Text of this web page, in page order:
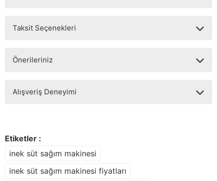
Taksit Seçenekleri
Önerileriniz
konularda yetersiz gördüğünüz noktaları öneri formunu
Ürün resmi kalitesiz, bozuk veya görüntülenemiyor.
Ürün fiyatı diğer sitelerden daha pahalı.
Alışveriş Deneyimi
Deneyimini Paylaş
Etiketler :
inek süt sağım makinesi
inek süt sağım makinesi fiyatları